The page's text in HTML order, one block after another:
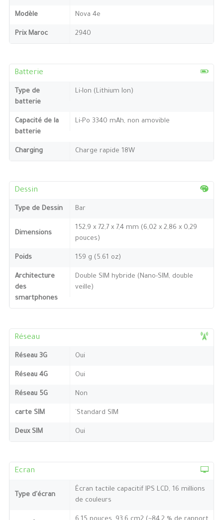
Modèle Nova 4e
Prix Maroc 2940
Batterie
Type de
batterie
Li-Ion (Lithium Ion)
Capacité de la
batterie
Li-Po 3340 mAh, non amovible
Charging Charge rapide 18W
Dessin
Type de Dessin Bar
Dimensions
152,9 x 72,7 x 7,4 mm (6,02 x 2,86 x 0,29
pouces)
Poids 159 g (5.61 oz)
Architecture
des
smartphones
Double SIM hybride (Nano-SIM, double
veille)
Réseau
Réseau 3G Oui
Réseau 4G Oui
Réseau 5G Non
carte SIM `Standard SIM
Deux SIM Oui
Ecran
Type d'écran
Écran tactile capacitif IPS LCD, 16 millions
de couleurs